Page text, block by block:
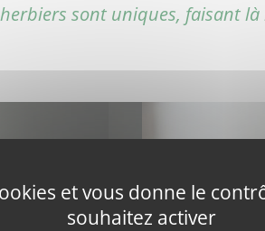
sont uniques, faisant
et vous donne le
souhaitez activer